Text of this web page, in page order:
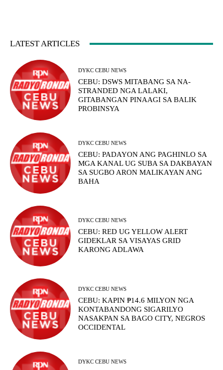
LATEST ARTICLES
DYKC CEBU NEWS
CEBU: DSWS MITABANG SA NA-
STRANDED NGA LALAKI,
GITABANGAN PINAAGI SA BALIK
PROBINSYA
DYKC CEBU NEWS
CEBU: PADAYON ANG PAGHINLO SA
MGA KANAL UG SUBA SA DAKBAYAN
SA SUGBO ARON MALIKAYAN ANG
BAHA
DYKC CEBU NEWS
CEBU: RED UG YELLOW ALERT
GIDEKLAR SA VISAYAS GRID
KARONG ADLAWA
DYKC CEBU NEWS
CEBU: KAPIN ₱14.6 MILYON NGA
KONTABANDONG SIGARILYO
NASAKPAN SA BAGO CITY, NEGROS
OCCIDENTAL
DYKC CEBU NEWS